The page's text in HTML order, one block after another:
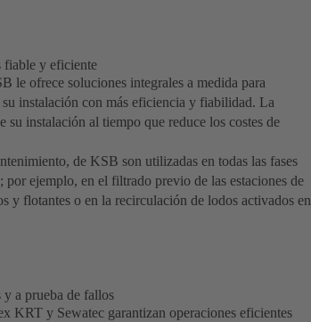
fiable y eficiente
le ofrece soluciones integrales a medida para
instalación con más eficiencia y fiabilidad. La
instalación al tiempo que reduce los costes de
de KSB son utilizadas en todas las fases
por ejemplo, en el filtrado previo de las estaciones de
y flotantes o en la recirculación de lodos activados en
y a prueba de fallos
KRT y Sewatec garantizan operaciones eficientes